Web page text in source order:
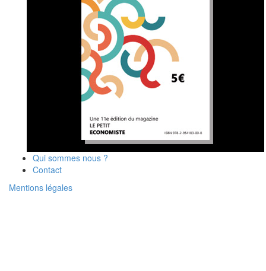
Qui sommes nous ?
Contact
Mentions légales